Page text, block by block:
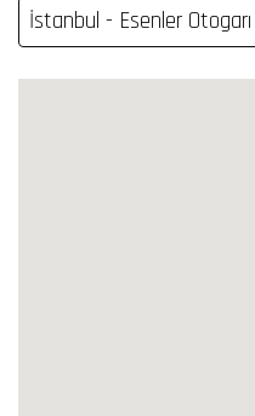
İstanbul - Esenler Otogarı